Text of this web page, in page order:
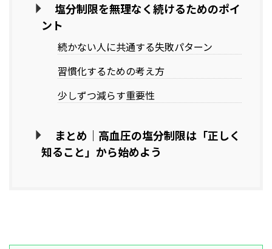
塩分制限を無理なく続けるためのポイ
ント
続かない人に共通する失敗パターン
習慣化するための考え方
少しずつ減らす重要性
まとめ｜高血圧の塩分制限は「正しく
知ること」から始めよう